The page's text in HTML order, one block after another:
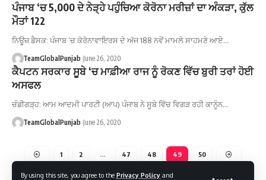
By using this site, you agree to the Privacy Policy and
ਪੰਜਾਬ ‘ਚ 5,000 ਦੇ ਨੇੜ੍ਹੇ ਪਹੁੰਚਿਆ ਕੋਰੋਨਾ ਮਰੀਜ਼ਾਂ ਦਾ ਅੰਕੜਾ, ਕੁੱਲ
ਮੌਤਾਂ 122
ਨਿਊਜ਼ ਡੈਸਕ: ਪੰਜਾਬ ‘ਚ ਕੋਰੋਨਾਵਾਇਰਸ ਦੇ ਅੱਜ 188 ਨਵੇਂ ਮਾਮਲੇ ਸਾਹਮਣੇ ਆਏ…
TeamGlobalPunjab June 26, 2020
ਕੈਪਟਨ ਸਰਕਾਰ ਸੂਬੇ ‘ਚ ਮਾਫ਼ੀਆ ਰਾਜ ਨੂੰ ਰੋਕਣ ਵਿੱਚ ਬੁਰੀ ਤਰਾਂ ਹੋਈ
ਅਸਫਲ
ਚੰਡੀਗੜ੍ਹ: ਆਮ ਆਦਮੀ ਪਾਰਟੀ (ਆਪ) ਪੰਜਾਬ ਨੇ ਸੂਬੇ ਵਿੱਚ ਵਿਗੜ ਰਹੀ ਕਾਨੂੰਨ…
TeamGlobalPunjab June 26, 2020
1 2 … 47 48 49 50